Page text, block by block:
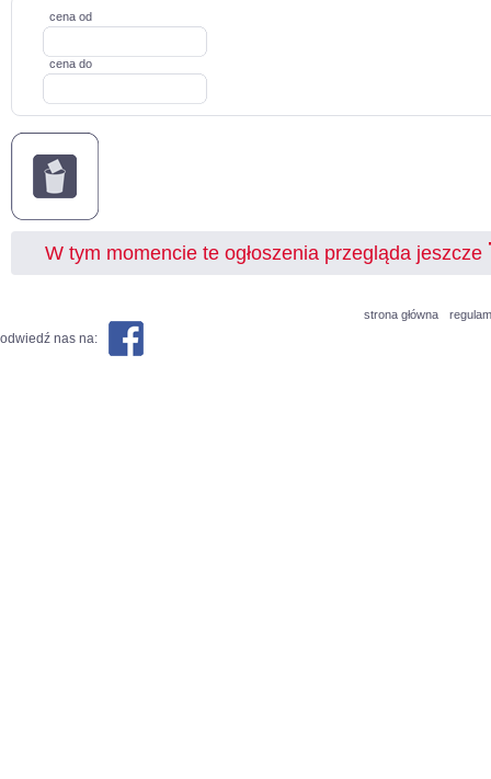
cena od
cena do
W tym momencie te ogłoszenia przegląda jeszcze
strona główna
odwiedź nas na: